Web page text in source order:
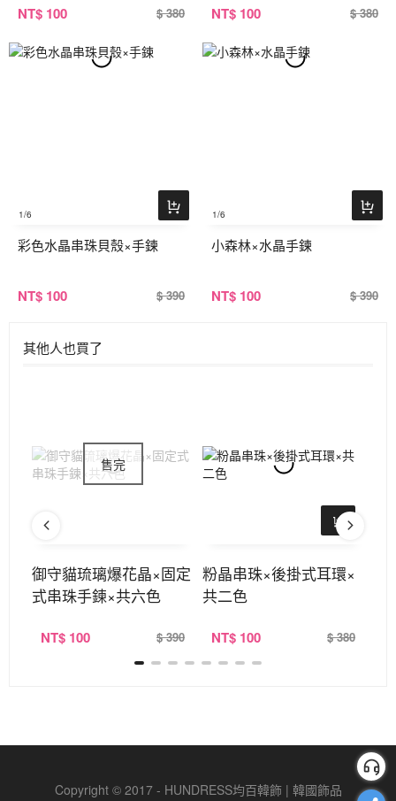
NT$ 100 $ 380 NT$ 100 $ 380
1/6
彩色水晶串珠貝殼×手鍊
NT$ 100 $ 390
1/6
小森林×水晶手鍊
NT$ 100 $ 390
其他人也買了
御守貓琉璃爆花晶×固定
式串珠手鍊×共六色
NT$ 100 $ 390
粉晶串珠×後掛式耳環×
共二色
NT$ 100 $ 380
Copyright © 2017 - HUNDRESS均百韓飾 | 韓國飾品